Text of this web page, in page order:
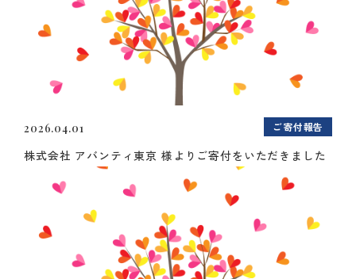
2026.04.01 ご寄付報告
株式会社 アバンティ東京 様よりご寄付をいただきました